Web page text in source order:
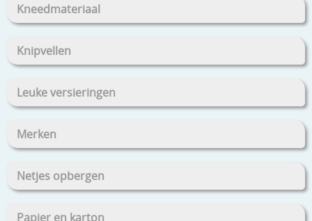
Kneedmateriaal
Knipvellen
Leuke versieringen
Merken
Netjes opbergen
Papier en karton